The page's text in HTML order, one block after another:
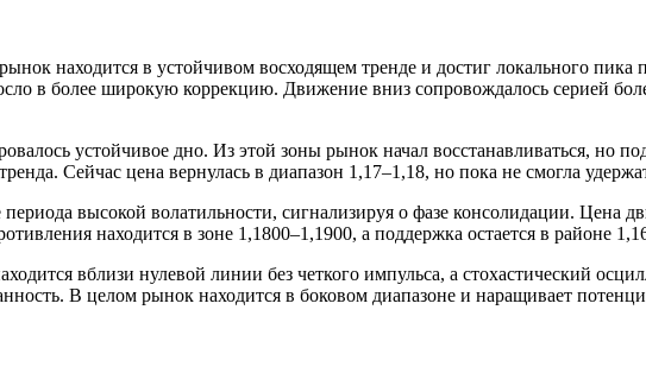
находится в устойчивом восходящем тренде и достиг локального пика
в более широкую коррекцию. Движение вниз сопровождалось серией
устойчивое дно. Из этой зоны рынок начал восстанавливаться, но
Сейчас цена вернулась в диапазон 1,17–1,18, но пока не смогла
высокой волатильности, сигнализируя о фазе консолидации. Цена
находится в зоне 1,1800–1,1900, а поддержка остается в районе
вблизи нулевой линии без четкого импульса, а стохастический
В целом рынок находится в боковом диапазоне и наращивает